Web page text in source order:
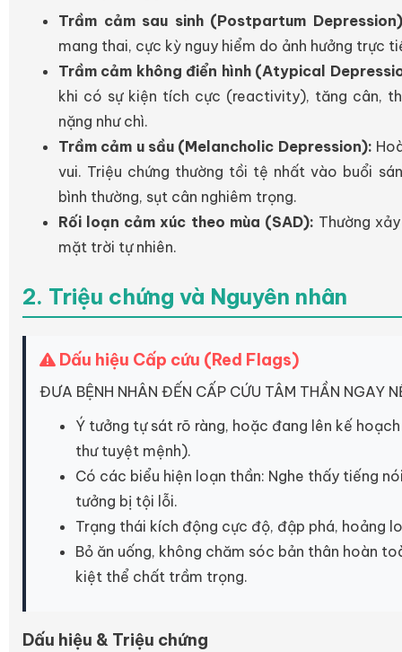
Trầm cảm sau sinh (Postpartum
mang thai, cực kỳ nguy hiểm do ảnh hưởng trực
Trầm cảm không điển hình (Atypical
khi có sự kiện tích cực (reactivity), tăng cân,
nặng như chì.
Trầm cảm u sầu (Melancholic Depression):
vui. Triệu chứng thường tồi tệ nhất vào buổi
bình thường, sụt cân nghiêm trọng.
Rối loạn cảm xúc theo mùa (SAD): Thường
mặt trời tự nhiên.
2. Triệu chứng và Nguyên nhân
Dấu hiệu Cấp cứu (Red Flags)
ĐƯA BỆNH NHÂN ĐẾN CẤP CỨU TÂM THẦN NGAY
Ý tưởng tự sát rõ ràng, hoặc đang lên kế
thư tuyệt mệnh).
Có các biểu hiện loạn thần: Nghe thấy tiếng
tưởng bị tội lỗi.
Trạng thái kích động cực độ, đập phá, hoảng
Bỏ ăn uống, không chăm sóc bản thân hoàn
kiệt thể chất trầm trọng.
Dấu hiệu & Triệu chứng